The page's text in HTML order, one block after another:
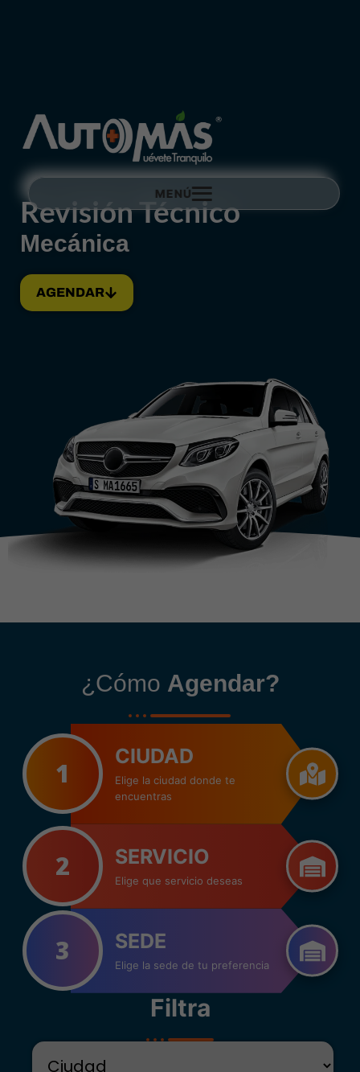
Revisión Técnico
Mecánica
AGENDAR
¿Cómo Agendar?
1
CIUDAD
Elige la ciudad donde te
encuentras
2 SERVICIO
Elige que servicio deseas
3 SEDE
Elige la sede de tu preferencia
Filtra
MENÚ